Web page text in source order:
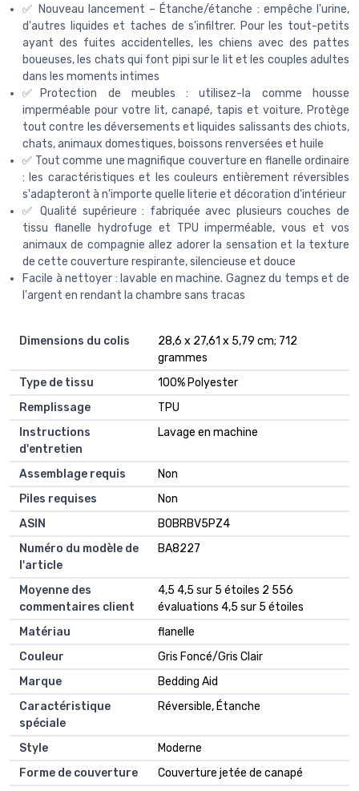
✅ Nouveau lancement – Étanche/étanche : empêche l'urine,
d'autres liquides et taches de s'infiltrer. Pour les tout-petits
ayant des fuites accidentelles, les chiens avec des pattes
boueuses, les chats qui font pipi sur le lit et les couples adultes
dans les moments intimes
✅Protection de meubles : utilisez-la comme housse
imperméable pour votre lit, canapé, tapis et voiture. Protège
tout contre les déversements et liquides salissants des chiots,
chats, animaux domestiques, boissons renversées et huile
✅ Tout comme une magnifique couverture en flanelle ordinaire
: les caractéristiques et les couleurs entièrement réversibles
s'adapteront à n'importe quelle literie et décoration d'intérieur
✅ Qualité supérieure : fabriquée avec plusieurs couches de
tissu flanelle hydrofuge et TPU imperméable, vous et vos
animaux de compagnie allez adorer la sensation et la texture
de cette couverture respirante, silencieuse et douce
Facile à nettoyer : lavable en machine. Gagnez du temps et de
l'argent en rendant la chambre sans tracas
Dimensions du colis
‎28,6 x 27,61 x 5,79 cm; 712
grammes
Type de tissu
‎100% Polyester
Remplissage
‎TPU
Instructions
d'entretien
‎Lavage en machine
Assemblage requis
‎Non
Piles requises
‎Non
ASIN
B0BRBV5PZ4
Numéro du modèle de
l'article
BA8227
Moyenne des
commentaires client
4,5 4,5 sur 5 étoiles 2 556
évaluations 4,5 sur 5 étoiles
Matériau
flanelle
Couleur
Gris Foncé/Gris Clair
Marque
Bedding Aid
Caractéristique
spéciale
Réversible, Étanche
Style
Moderne
Forme de couverture
Couverture jetée de canapé